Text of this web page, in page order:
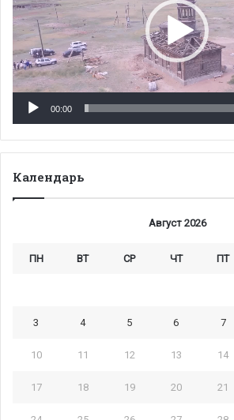
00:00
Календарь
Август 2026
ПН ВТ СР ЧТ ПТ
3 4 5 6 7
10 11 12 13 14
17 18 19 20 21